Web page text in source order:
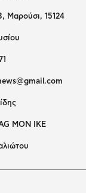
Μαρούσι, 15124
ΜΟΝ ΙΚΕ